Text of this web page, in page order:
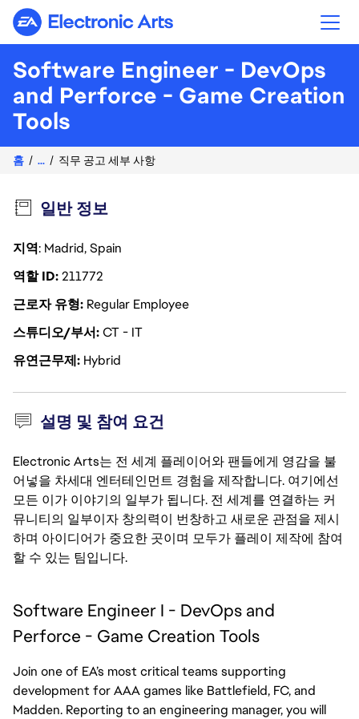
Electronic Arts
Software Engineer - DevOps
and Perforce - Game Creation
Tools
홈 ... 직무 공고 세부 사항
일반 정보
지역: Madrid, Spain
역할 ID211772
근로자 유형 Regular Employee
스튜디오/부서CT - IT
유연근무제 Hybrid
설명 및 참여 요건
Electronic Arts는 전 세계 플레이어와 팬들에게 영감을 불
어넣을 차세대 엔터테인먼트 경험을 제작합니다. 여기에선
모든 이가 이야기의 일부가 됩니다. 전 세계를 연결하는 커
뮤니티의 일부이자 창의력이 번창하고 새로운 관점을 제시
하며 아이디어가 중요한 곳이며 모두가 플레이 제작에 참여
할 수 있는 팀입니다.
Software Engineer I - DevOps and
Perforce - Game Creation Tools
Join one of EA’s most critical teams supporting
development for AAA games like Battlefield, FC, and
Madden. Reporting to an engineering manager, you will